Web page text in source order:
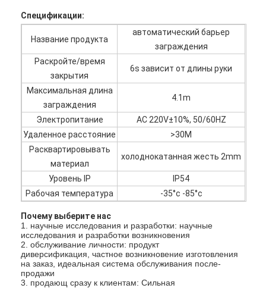
Домой
Продукты
Видеозаписи
Спецификации:
Название продукта
автоматический барьер
заграждения
Раскройте/время
закрытия
6s зависит от длины руки
Максимальная длина
заграждения
4.1m
Электропитание
AC 220V±10%, 50/60HZ
Удаленное расстояние
>30M
Расквартировывать
материал
холоднокатанная жесть 2mm
Уровень IP
IP54
Рабочая температура
-35°c -85°c
Почему выберите нас
1. научные исследования и разработки: научные
исследования и разработки возникновения
2. обслуживание личности: продукт
диверсификация, частное возникновение изготовления
на заказ, идеальная система обслуживания после-
продажи
3. продающ сразу к клиентам: Сильная